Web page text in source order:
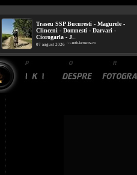
Traseu SSP Bucuresti - Magurele -
Clinceni - Domnesti - Darvari -
Ciorogarla - J...
07 august 2026 / via mtb.kerucov.ro